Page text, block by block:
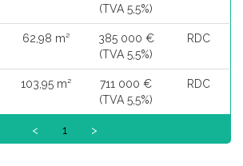
(TVA 5,5%)
62,98 m²
385 000 €
(TVA 5,5%)
RDC
103,95 m²
711 000 €
(TVA 5,5%)
RDC
< 1 >